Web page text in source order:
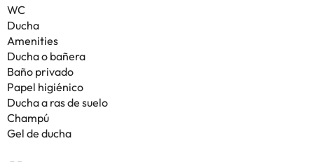
WC
Ducha
Amenities
Ducha o bañera
Baño privado
Papel higiénico
Ducha a ras de suelo
Champú
Gel de ducha